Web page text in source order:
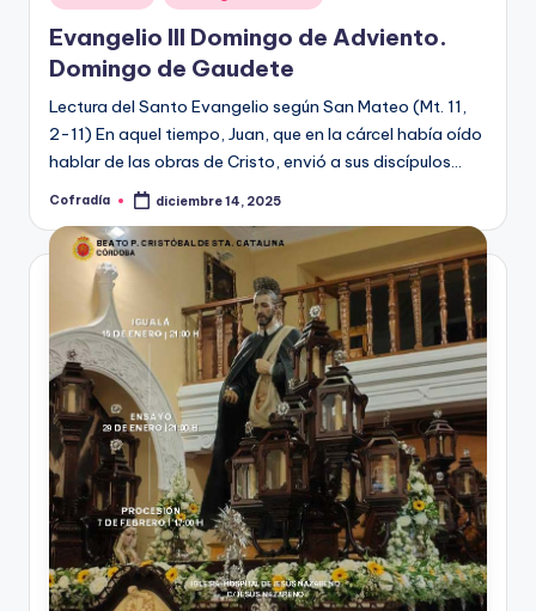
en
Evangelio III Domingo de Adviento.
Domingo de Gaudete
Lectura del Santo Evangelio según San Mateo (Mt. 11,
2-11) En aquel tiempo, Juan, que en la cárcel había oído
hablar de las obras de Cristo, envió a sus discípulos…
Publicado
Cofradía diciembre 14, 2025